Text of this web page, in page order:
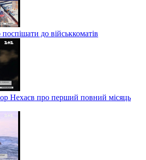
до військкоматів
Нехаєв про перший повний місяць